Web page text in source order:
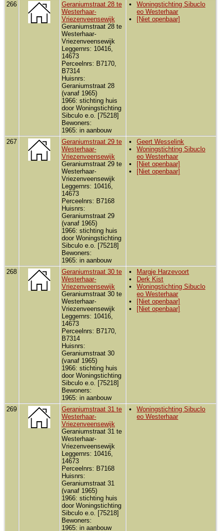
266
Geraniumstraat 28 te
Westerhaar-
Vriezenveensewijk
Geraniumstraat 28 te
Westerhaar-
Vriezenveensewijk
Leggernrs: 10416,
14673
Perceelnrs: B7170,
B7314
Huisnrs:
Geraniumstraat 28
(vanaf 1965)
1966: stichting huis
door Woningstichting
Sibculo e.o. [75218]
Bewoners:
1965: in aanbouw
Woningstichting Sibuclo
eo Westerhaar
[Niet openbaar]
267
Geraniumstraat 29 te
Westerhaar-
Vriezenveensewijk
Geraniumstraat 29 te
Westerhaar-
Vriezenveensewijk
Leggernrs: 10416,
14673
Perceelnrs: B7168
Huisnrs:
Geraniumstraat 29
(vanaf 1965)
1966: stichting huis
door Woningstichting
Sibculo e.o. [75218]
Bewoners:
1965: in aanbouw
Geert Wesselink
Woningstichting Sibuclo
eo Westerhaar
[Niet openbaar]
[Niet openbaar]
268
Geraniumstraat 30 te
Westerhaar-
Vriezenveensewijk
Geraniumstraat 30 te
Westerhaar-
Vriezenveensewijk
Leggernrs: 10416,
14673
Perceelnrs: B7170,
B7314
Huisnrs:
Geraniumstraat 30
(vanaf 1965)
1966: stichting huis
door Woningstichting
Sibculo e.o. [75218]
Bewoners:
1965: in aanbouw
Margje Harzevoort
Derk Kist
Woningstichting Sibuclo
eo Westerhaar
[Niet openbaar]
[Niet openbaar]
269
Geraniumstraat 31 te
Westerhaar-
Vriezenveensewijk
Geraniumstraat 31 te
Westerhaar-
Vriezenveensewijk
Leggernrs: 10416,
14673
Perceelnrs: B7168
Huisnrs:
Geraniumstraat 31
(vanaf 1965)
1966: stichting huis
door Woningstichting
Sibculo e.o. [75218]
Bewoners:
1965: in aanbouw
Woningstichting Sibuclo
eo Westerhaar